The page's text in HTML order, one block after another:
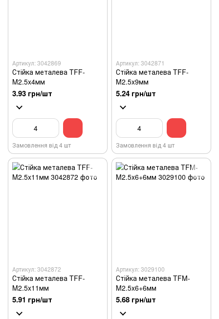
Артикул: 3042869
Стійка металева TFF-
M2.5x4мм
3.93 грн/шт
Замовлення від 4 шт
Артикул: 3042871
Стійка металева TFF-
M2.5x9мм
5.24 грн/шт
Замовлення від 4 шт
Артикул: 3042872
Стійка металева TFF-
M2.5x11мм
5.91 грн/шт
Артикул: 3029100
Стійка металева TFM-
M2.5x6+6мм
5.68 грн/шт